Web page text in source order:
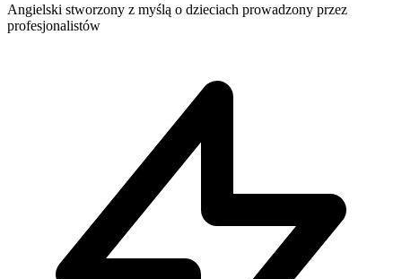
Angielski stworzony z myślą o dzieciach prowadzony przez
profesjonalistów